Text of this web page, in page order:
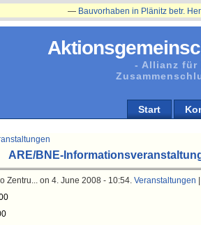
- Allianz für
Start
Bauvorhaben in Plänitz betr.
ARE/BNE-
Zentru... on 4. June 2008 - 10:54. Veranstaltungen